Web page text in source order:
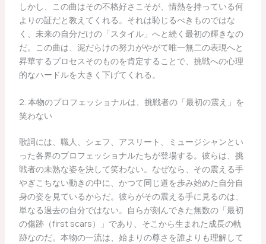
しかし、この曲はその不格好さこそが、情熱を持っている何
よりの証だと教えてくれる。それは恥じるべきものではな
く、未来の自分だけの「スタイル」へと続く最初の輝きなの
だ。この曲は、泥だらけの努力がやがて唯一無二の表現へと
昇華するプロセスそのものを肯定することで、挑戦への心理
的なハードルを大きく下げてくれる。
2. 本物のプロフェッショナルは、挑戦者の「最初の震え」を
笑わない
歌詞には、職人、シェフ、アスリート、ミュージシャンとい
った各界のプロフェッショナルたちが登場する。彼らは、挑
戦者の未熟な姿を決して笑わない。なぜなら、その震える手
やぎこちない動きの中に、かつて同じ道を歩み始めた自分自
身の姿を見ているからだ。彼らがその震える手に見るのは、
単なる過去の自分ではない。自らが刻んできた無数の「最初
の傷跡（first scars）」であり、そこから生まれた成長の軌
跡なのだ。本物の一流は、始まりの尊さを誰よりも理解して